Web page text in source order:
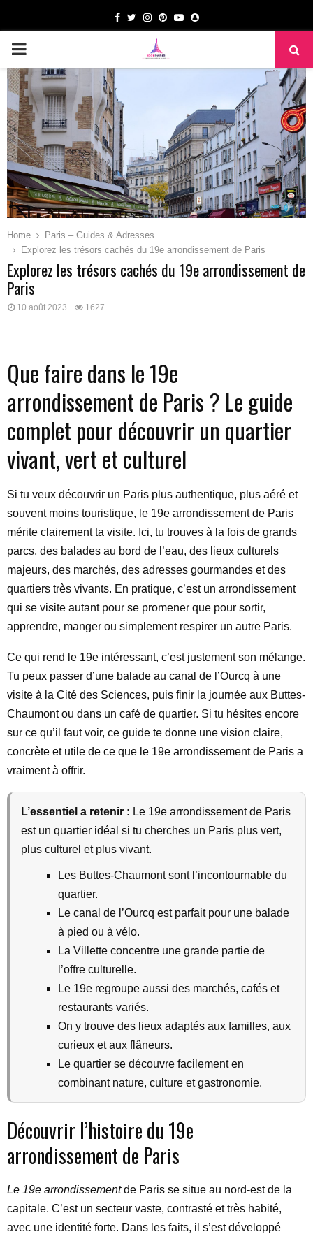
Facebook
TwitterInstagram
PinterestYoutubeSnapchat
PRIMARY
MENU
Home
Paris – Guides & Adresses
Explorez les trésors cachés du 19e arrondissement de Paris
Explorez les trésors cachés du 19e arrondissement de
Paris
10 août 2023 1627
Que faire dans le 19e
arrondissement de Paris ? Le guide
complet pour découvrir un quartier
vivant, vert et culturel
Si tu veux découvrir un Paris plus authentique, plus aéré et
souvent moins touristique, le 19e arrondissement de Paris
mérite clairement ta visite. Ici, tu trouves à la fois de grands
parcs, des balades au bord de l’eau, des lieux culturels
majeurs, des marchés, des adresses gourmandes et des
quartiers très vivants. En pratique, c’est un arrondissement
qui se visite autant pour se promener que pour sortir,
apprendre, manger ou simplement respirer un autre Paris.
Ce qui rend le 19e intéressant, c’est justement son mélange.
Tu peux passer d’une balade au canal de l’Ourcq à une
visite à la Cité des Sciences, puis finir la journée aux Buttes-
Chaumont ou dans un café de quartier. Si tu hésites encore
sur ce qu’il faut voir, ce guide te donne une vision claire,
concrète et utile de ce que le 19e arrondissement de Paris a
vraiment à offrir.
L’essentiel a retenir : Le 19e arrondissement de Paris
est un quartier idéal si tu cherches un Paris plus vert,
plus culturel et plus vivant.
Les Buttes-Chaumont sont l’incontournable du
quartier.
Le canal de l’Ourcq est parfait pour une balade
à pied ou à vélo.
La Villette concentre une grande partie de
l’offre culturelle.
Le 19e regroupe aussi des marchés, cafés et
restaurants variés.
On y trouve des lieux adaptés aux familles, aux
curieux et aux flâneurs.
Le quartier se découvre facilement en
combinant nature, culture et gastronomie.
Découvrir l’histoire du 19e
arrondissement de Paris
Le 19e arrondissementde Paris se situe au nord-est de la
capitale. C’est un secteur vaste, contrasté et très habité,
avec une identité forte. Dans les faits, il s’est développé